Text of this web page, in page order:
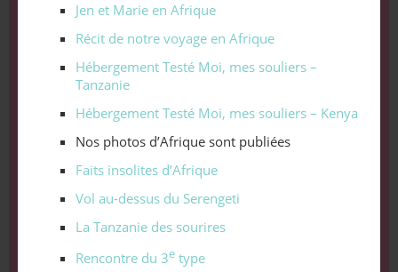
Jen et Marie en Afrique
Récit de notre voyage en Afrique
Hébergement Testé Moi, mes souliers –
Tanzanie
Hébergement Testé Moi, mes souliers – Kenya
Nos photos d’Afrique sont publiées
Faits insolites d’Afrique
Vol au-dessus du Serengeti
La Tanzanie des sourires
Rencontre du 3etype